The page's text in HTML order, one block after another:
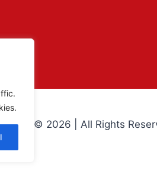
© 2026 | All Rights